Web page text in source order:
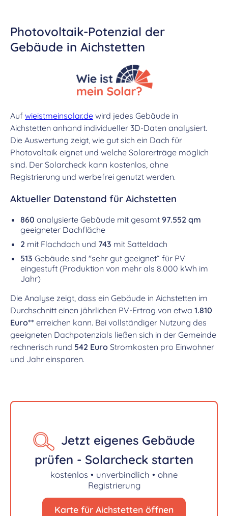
Photovoltaik-Potenzial der
Gebäude in Aichstetten
Auf wieistmeinsolar.de wird jedes Gebäude in
Aichstetten anhand individueller 3D-Daten analysiert.
Die Auswertung zeigt, wie gut sich ein Dach für
Photovoltaik eignet und welche Solarerträge möglich
sind. Der Solarcheck kann kostenlos, ohne
Registrierung und werbefrei genutzt werden.
Aktueller Datenstand für Aichstetten
860 analysierte Gebäude mit gesamt 97.552 qm
geeigneter Dachfläche
2 mit Flachdach und 743 mit Satteldach
513 Gebäude sind "sehr gut geeignet“ für PV
eingestuft (Produktion von mehr als 8.000 kWh im
Jahr)
Die Analyse zeigt, dass ein Gebäude in Aichstetten im
Durchschnitt einen jährlichen PV-Ertrag von etwa 1.810
Euro** erreichen kann. Bei vollständiger Nutzung des
geeigneten Dachpotenzials ließen sich in der Gemeinde
rechnerisch rund 542 Euro Stromkosten pro Einwohner
und Jahr einsparen.
Jetzt eigenes Gebäude
prüfen - Solarcheck starten
kostenlos • unverbindlich • ohne
Registrierung
Karte für Aichstetten öffnen